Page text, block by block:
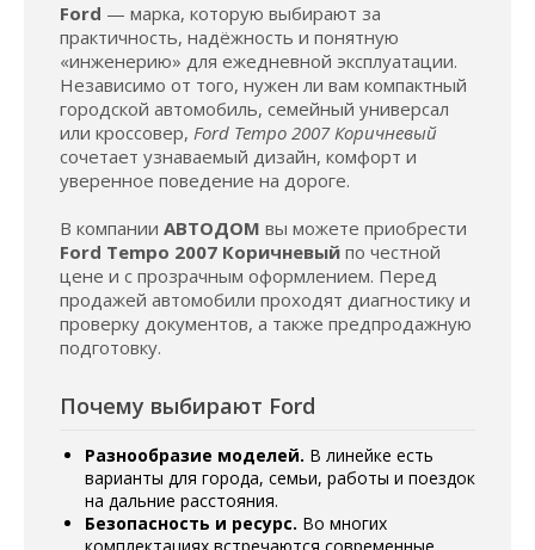
Ford — марка, которую выбирают за
практичность, надёжность и понятную
«инженерию» для ежедневной эксплуатации.
Независимо от того, нужен ли вам компактный
городской автомобиль, семейный универсал
или кроссовер, Ford Tempo 2007 Коричневый
сочетает узнаваемый дизайн, комфорт и
уверенное поведение на дороге.
В компании АВТОДОМ вы можете приобрести
Ford Tempo 2007 Коричневый по честной
цене и с прозрачным оформлением. Перед
продажей автомобили проходят диагностику и
проверку документов, а также предпродажную
подготовку.
Почему выбирают Ford
Разнообразие моделей. В линейке есть
варианты для города, семьи, работы и поездок
на дальние расстояния.
Безопасность и ресурс. Во многих